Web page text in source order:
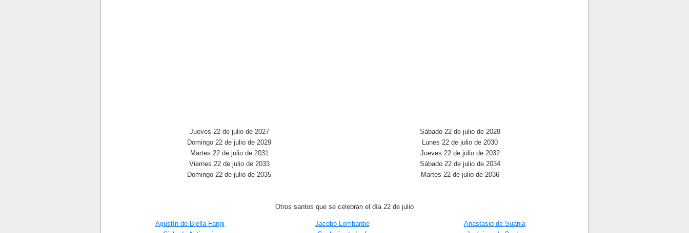
Jueves 22 de julio de 2027
Sábado 22 de julio de 2028
Domingo 22 de julio de 2029
Lunes 22 de julio de 2030
Martes 22 de julio de 2031
Jueves 22 de julio de 2032
Viernes 22 de julio de 2033
Sábado 22 de julio de 2034
Domingo 22 de julio de 2035
Martes 22 de julio de 2036
Otros santos que se celebran el día 22 de julio
Agustín de Biella Fangi Jacobo Lombardie
Anastasio de Suania